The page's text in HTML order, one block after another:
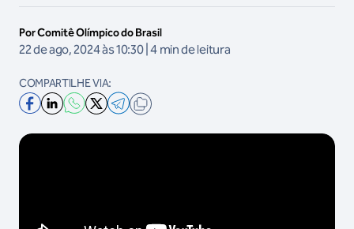
Por Comitê Olímpico do Brasil
22 de ago, 2024 às 10:30 | 4 min de leitura
COMPARTILHE VIA: